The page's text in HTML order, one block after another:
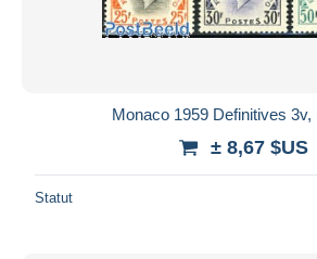
Monaco 1959 Definitives 3v,
± 8,67 $US
Statut